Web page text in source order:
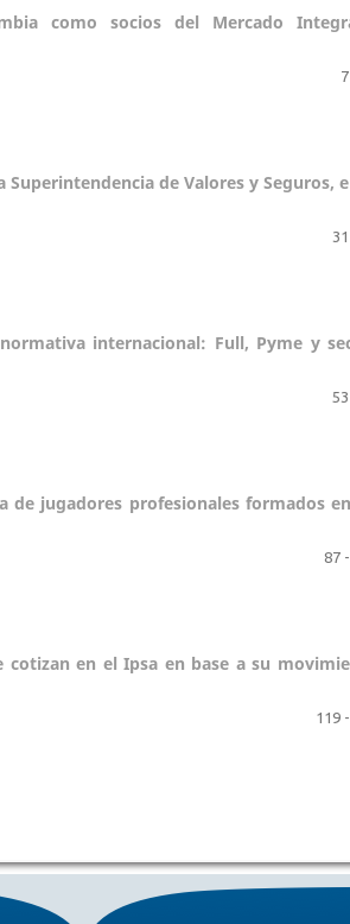
como socios del Mercado
de Valores y Seguros,
internacional: Full, Pyme y
de jugadores profesionales formados
87
cotizan en el Ipsa en base a su
119